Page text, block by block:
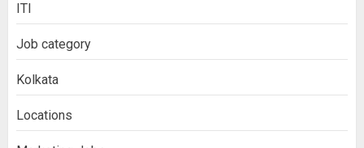
ITI
Job category
Kolkata
Locations